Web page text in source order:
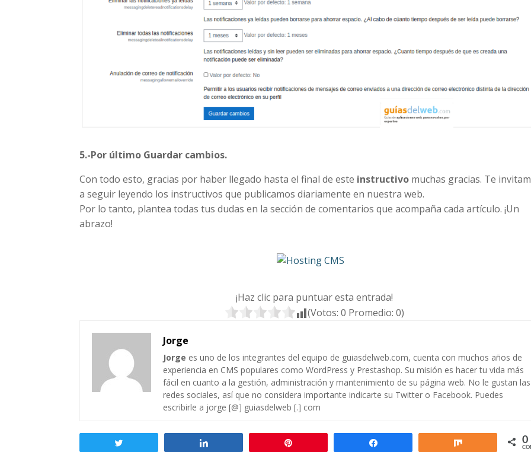
5.-Por último Guardar cambios.
Con todo esto, gracias por haber llegado hasta el final de este instructivo muchas gracias. Te
a seguir leyendo los instructivos que publicamos diariamente en nuestra web.
Por lo tanto, plantea todas tus dudas en la sección de comentarios que acompaña cada artículo. ¡Un
abrazo!
¡Haz clic para puntuar esta entrada!
(Votos: 0 Promedio: 0)
Jorge
Jorge es uno de los integrantes del equipo de guiasdelweb.com, cuenta con muchos años de
experiencia en CMS populares como WordPress y Prestashop. Su misión es hacer tu vida más
fácil en cuanto a la gestión, administración y mantenimiento de su página web. No le gustan las
redes sociales, así que no considera importante indicarte su Twitter o Facebook. Puedes
escribirle a jorge [@] guiasdelweb [.] com
0